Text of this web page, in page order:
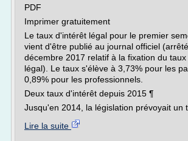
PDF
Imprimer gratuitement
Le taux d'intérêt légal pour le premier
vient d'être publié au journal officiel
décembre 2017 relatif à la fixation du
légal). Le taux s'élève à 3,73% pour les
0,89% pour les professionnels.
Deux taux d'intérêt depuis 2015 ¶
Jusqu'en 2014, la législation prévoyait un
Lire la suite